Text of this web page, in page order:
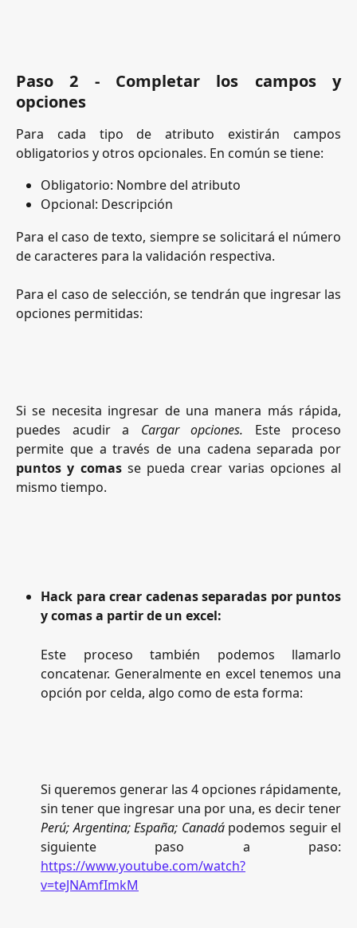
Paso 2 - Completar los campos y
opciones
Para cada tipo de atributo existirán campos
obligatorios y otros opcionales. En común se tiene:
Obligatorio: Nombre del atributo
Opcional: Descripción
Para el caso de texto, siempre se solicitará el número
de caracteres para la validación respectiva.
Para el caso de selección, se tendrán que ingresar las
opciones permitidas:
Si se necesita ingresar de una manera más rápida,
puedes acudir a Cargar opciones. Este proceso
permite que a través de una cadena separada por
puntos y comasse pueda crear varias opciones al
mismo tiempo.
Hack para crear cadenas separadas por puntos
y comas a partir de un excel:
Este proceso también podemos llamarlo
concatenar. Generalmente en excel tenemos una
opción por celda, algo como de esta forma:
Si queremos generar las 4 opciones rápidamente,
sin tener que ingresar una por una, es decir tener
Perú; Argentina; España; Canadápodemos seguir el
siguiente paso a paso:
https://www.youtube.com/watch?
v=teJNAmfImkM